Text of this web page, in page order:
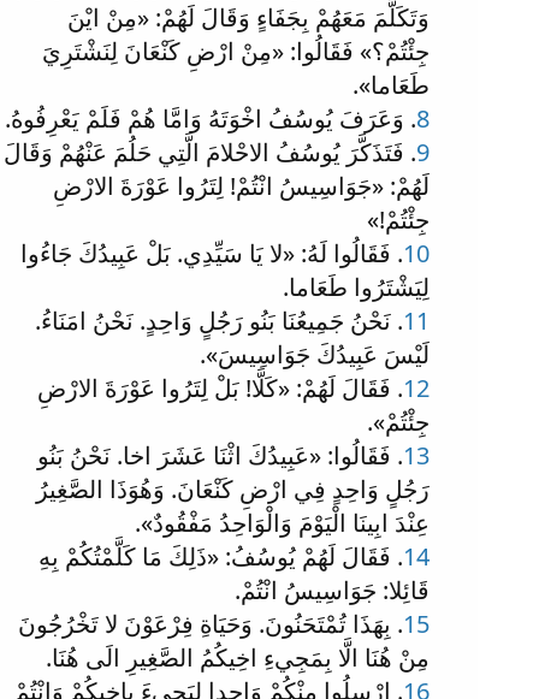
وَتَكَلَّمَ مَعَهُمْ بِجَفَاءٍ وَقَالَ لَهُمْ: «مِنْ ايْنَ
جِئْتُمْ؟» فَقَالُوا: «مِنْ ارْضِ كَنْعَانَ لِنَشْتَرِيَ
طَعَاما».
8. وَعَرَفَ يُوسُفُ اخْوَتَهُ وَامَّا هُمْ فَلَمْ يَعْرِفُوهُ.
9. فَتَذَكَّرَ يُوسُفُ الاحْلامَ الَّتِي حَلُمَ عَنْهُمْ وَقَالَ
لَهُمْ: «جَوَاسِيسُ انْتُمْ! لِتَرُوا عَوْرَةَ الارْضِ
جِئْتُمْ!»
10. فَقَالُوا لَهُ: «لا يَا سَيِّدِي. بَلْ عَبِيدُكَ جَاءُوا
لِيَشْتَرُوا طَعَاما.
11. نَحْنُ جَمِيعُنَا بَنُو رَجُلٍ وَاحِدٍ. نَحْنُ امَنَاءُ.
لَيْسَ عَبِيدُكَ جَوَاسِيسَ».
12. فَقَالَ لَهُمْ: «كَلَّا! بَلْ لِتَرُوا عَوْرَةَ الارْضِ
جِئْتُمْ».
13. فَقَالُوا: «عَبِيدُكَ اثْنَا عَشَرَ اخا. نَحْنُ بَنُو
رَجُلٍ وَاحِدٍ فِي ارْضِ كَنْعَانَ. وَهُوَذَا الصَّغِيرُ
عِنْدَ ابِينَا الْيَوْمَ وَالْوَاحِدُ مَفْقُودٌ».
14. فَقَالَ لَهُمْ يُوسُفُ: «ذَلِكَ مَا كَلَّمْتُكُمْ بِهِ
قَائِلا: جَوَاسِيسُ انْتُمْ.
15. بِهَذَا تُمْتَحَنُونَ. وَحَيَاةِ فِرْعَوْنَ لا تَخْرُجُونَ
مِنْ هُنَا الَّا بِمَجِيءِ اخِيكُمُ الصَّغِيرِ الَى هُنَا.
16. ارْسِلُوا مِنْكُمْ وَاحِدا لِيَجِيءَ بِاخِيكُمْ وَانْتُمْ